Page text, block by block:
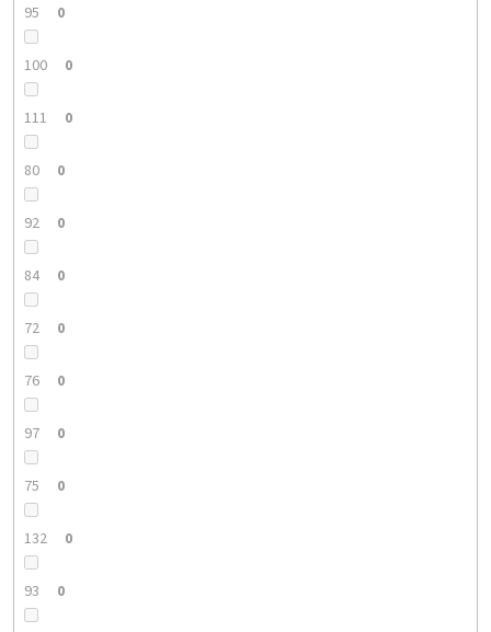
95 0
100 0
111 0
80 0
92 0
84 0
72 0
76 0
97 0
75 0
132 0
93 0